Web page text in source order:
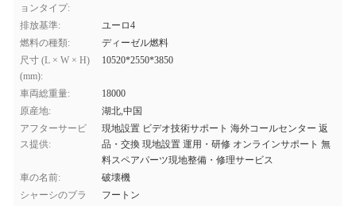
ョンタイプ:
排放基準:
ユーロ4
燃料の種類:
ディーゼル燃料
尺寸 (L × W × H)
(mm):
10520*2550*3850
車両総重量:
18000
原産地:
湖北,中国
アフターサービ
ス提供:
現地設置 ビデオ技術サポート 海外コールセンター 返
品・交換 現地設置 運用・研修 オンラインサポート 無
料スペアパーツ現地整備・修理サービス
車の名前:
破壊機
シャーシのブラ
フートン